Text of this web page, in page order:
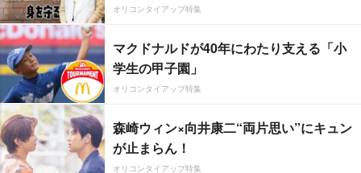
オリコンタイアップ特集
マクドナルドが40年にわたり支える「小
学生の甲子園」
オリコンタイアップ特集
森崎ウィン×向井康二“両片思い”にキュン
が止まらん！
オリコンタイアップ特集